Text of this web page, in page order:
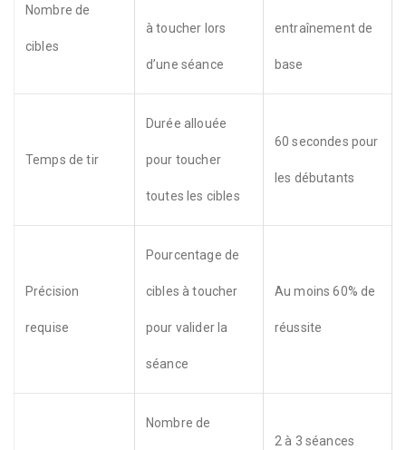
Nombre de
cibles
à toucher lors
d’une séance
entraînement de
base
Temps de tir
Durée allouée
pour toucher
toutes les cibles
60 secondes pour
les débutants
Précision
requise
Pourcentage de
cibles à toucher
pour valider la
séance
Au moins 60% de
réussite
Nombre de
2 à 3 séances